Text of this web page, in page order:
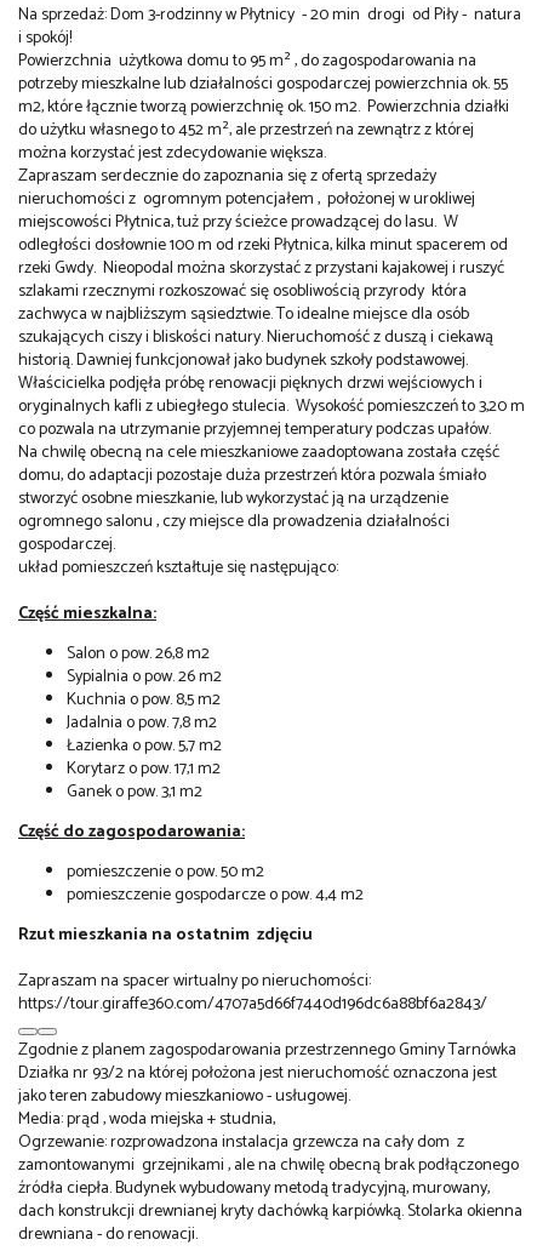
Na sprzedaż: Dom 3-rodzinny w Płytnicy - 20 min drogi od Piły - natura
i spokój!
Powierzchnia użytkowa domu to 95 m² , do zagospodarowania na
potrzeby mieszkalne lub działalności gospodarczej powierzchnia ok. 55
m2, które łącznie tworzą powierzchnię ok. 150 m2. Powierzchnia działki
do użytku własnego to 452 m², ale przestrzeń na zewnątrz z której
można korzystać jest zdecydowanie większa.
Zapraszam serdecznie do zapoznania się z ofertą sprzedaży
nieruchomości z ogromnym potencjałem , położonej w urokliwej
miejscowości Płytnica, tuż przy ścieżce prowadzącej do lasu. W
odległości dosłownie 100 m od rzeki Płytnica, kilka minut spacerem od
rzeki Gwdy. Nieopodal można skorzystać z przystani kajakowej i ruszyć
szlakami rzecznymi rozkoszować się osobliwością przyrody która
zachwyca w najbliższym sąsiedztwie. To idealne miejsce dla osób
szukających ciszy i bliskości natury. Nieruchomość z duszą i ciekawą
historią. Dawniej funkcjonował jako budynek szkoły podstawowej.
Właścicielka podjęła próbę renowacji pięknych drzwi wejściowych i
oryginalnych kafli z ubiegłego stulecia. Wysokość pomieszczeń to 3,20 m
co pozwala na utrzymanie przyjemnej temperatury podczas upałów.
Na chwilę obecną na cele mieszkaniowe zaadoptowana została część
domu, do adaptacji pozostaje duża przestrzeń która pozwala śmiało
stworzyć osobne mieszkanie, lub wykorzystać ją na urządzenie
ogromnego salonu , czy miejsce dla prowadzenia działalności
gospodarczej.
układ pomieszczeń kształtuje się następująco:
Część mieszkalna:
Salon o pow. 26,8 m2
Sypialnia o pow. 26 m2
Kuchnia o pow. 8,5 m2
Jadalnia o pow. 7,8 m2
Łazienka o pow. 5,7 m2
Korytarz o pow. 17,1 m2
Ganek o pow. 3,1 m2
Część do zagospodarowania:
pomieszczenie o pow. 50 m2
pomieszczenie gospodarcze o pow. 4,4 m2
Rzut mieszkania na ostatnim zdjęciu
Zapraszam na spacer wirtualny po nieruchomości:
https://tour.giraffe360.com/4707a5d66f7440d196dc6a88bf6a2843/
Zgodnie z planem zagospodarowania przestrzennego Gminy Tarnówka
Działka nr 93/2 na której położona jest nieruchomość oznaczona jest
jako teren zabudowy mieszkaniowo - usługowej.
Media: prąd , woda miejska + studnia,
Ogrzewanie: rozprowadzona instalacja grzewcza na cały dom z
zamontowanymi grzejnikami , ale na chwilę obecną brak podłączonego
źródła ciepła. Budynek wybudowany metodą tradycyjną, murowany,
dach konstrukcji drewnianej kryty dachówką karpiówką. Stolarka okienna
drewniana - do renowacji.